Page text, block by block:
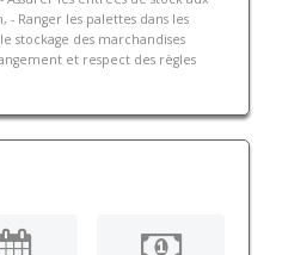
Ranger les palettes dans les
stockage des marchandises
et respect des règles